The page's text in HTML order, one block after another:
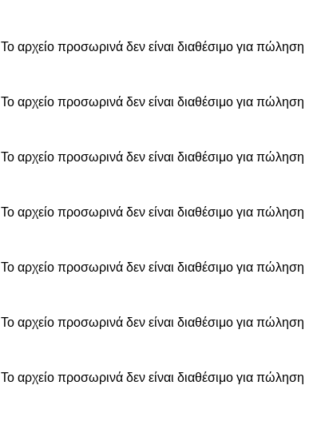
Το αρχείο προσωρινά δεν είναι διαθέσιμο για πώληση
Το αρχείο προσωρινά δεν είναι διαθέσιμο για πώληση
Το αρχείο προσωρινά δεν είναι διαθέσιμο για πώληση
Το αρχείο προσωρινά δεν είναι διαθέσιμο για πώληση
Το αρχείο προσωρινά δεν είναι διαθέσιμο για πώληση
Το αρχείο προσωρινά δεν είναι διαθέσιμο για πώληση
Το αρχείο προσωρινά δεν είναι διαθέσιμο για πώληση